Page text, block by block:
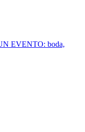
EVENTO: boda,